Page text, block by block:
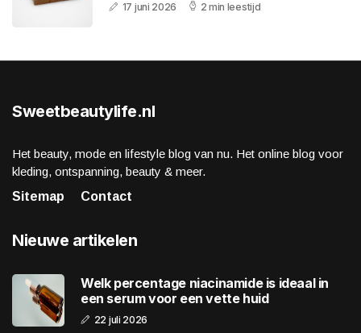
17 juni 2026 2 min leestijd
Sweetbeautylife.nl
Het beauty, mode en lifestyle blog van nu. Het online blog voor
kleding, ontspanning, beauty & meer.
Sitemap
Contact
Nieuwe artikelen
Welk percentage niacinamide is ideaal in
een serum voor een vette huid
22 juli 2026